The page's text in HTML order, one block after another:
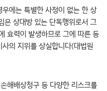
에는 특별한 사정이 없는 한 상
은 상대방 있는 단독행위로서 그
효력이 발생하므로 그에 따른 등
의 지위를 상실합니다(대법원
해배상청구 등 다양한 리스크를